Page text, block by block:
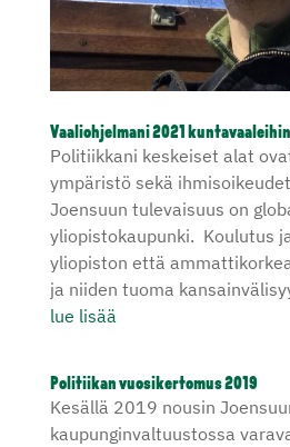
Vaaliohjelmani 2021 kuntavaaleihin
Politiikkani keskeiset alat
ympäristö sekä
Joensuun tulevaisuus on
yliopistokaupunki. Koulutus
yliopiston että
ja niiden tuoma
lue lisää
Politiikan vuosikertomus 2019
Kesällä 2019 nousin
kaupunginvaltuustossa